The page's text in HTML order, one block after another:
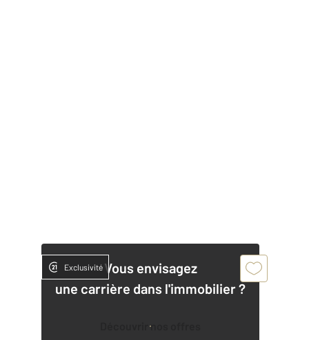
Vous envisagez
une carrière dans l'immobilier ?
Découvrir nos offres
Exclusivité